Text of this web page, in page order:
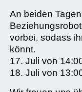
An beiden
vorbei, sodass
könnt.
17. Juli von
18. Juli von